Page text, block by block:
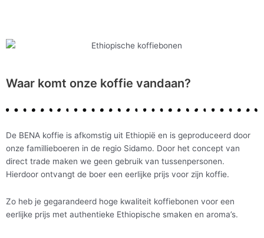
Waar komt onze koffie vandaan?
De BENA koffie is afkomstig uit Ethiopië en is geproduceerd door
onze famillieboeren in de regio Sidamo. Door het concept van
direct trade maken we geen gebruik van tussenpersonen.
Hierdoor ontvangt de boer een eerlijke prijs voor zijn koffie.
Zo heb je gegarandeerd hoge kwaliteit koffiebonen voor een
eerlijke prijs met authentieke Ethiopische smaken en aroma’s.